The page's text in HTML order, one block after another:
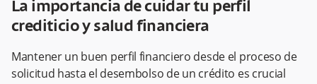
La importancia de cuidar tu perfil
crediticio y salud financiera
Mantener un buen perfil financiero desde el proceso de
solicitud hasta el desembolso de un crédito es crucial